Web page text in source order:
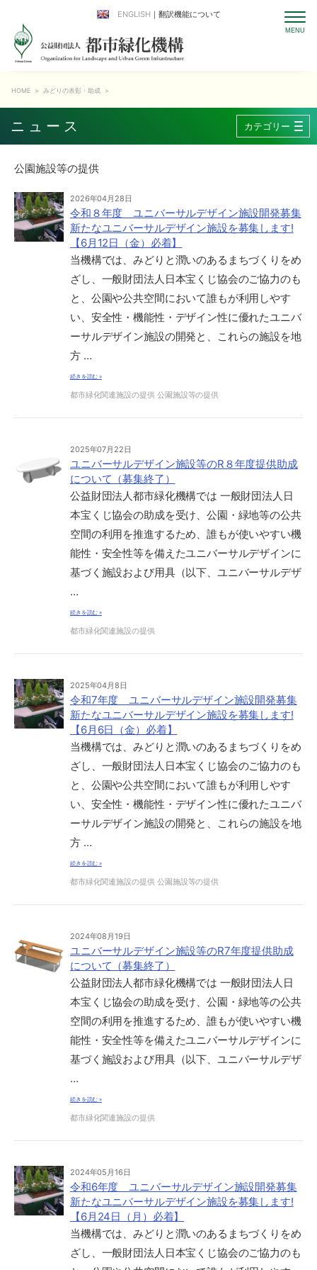
ENGLISH ｜翻訳機能について
ニュース
HOME > みどりの表彰・助成 >
公園施設等の提供
2026年04月28日
令和８年度 ユニバーサルデザイン施設開発募集
新たなユニバーサルデザイン施設を募集します!
【6月12日（金）必着】
当機構では、みどりと潤いのあるまちづくりをめ
ざし、一般財団法人日本宝くじ協会のご協力のも
と、公園や公共空間において誰もが利用しやす
い、安全性・機能性・デザイン性に優れたユニバ
ーサルデザイン施設の開発と、これらの施設を地
方 …
続きを読む »
都市緑化関連施設の提供 公園施設等の提供
2025年07月22日
ユニバーサルデザイン施設等のR８年度提供助成
について（募集終了）
公益財団法人都市緑化機構では 一般財団法人日
本宝くじ協会の助成を受け、公園・緑地等の公共
空間の利用を推進するため、誰もが使いやすい機
能性・安全性等を備えたユニバーサルデザインに
基づく施設および用具（以下、ユニバーサルデザ
…
続きを読む »
都市緑化関連施設の提供
2025年04月8日
令和7年度 ユニバーサルデザイン施設開発募集
新たなユニバーサルデザイン施設を募集します!
【6月6日（金）必着】
当機構では、みどりと潤いのあるまちづくりをめ
ざし、一般財団法人日本宝くじ協会のご協力のも
と、公園や公共空間において誰もが利用しやす
い、安全性・機能性・デザイン性に優れたユニバ
ーサルデザイン施設の開発と、これらの施設を地
方 …
続きを読む »
都市緑化関連施設の提供 公園施設等の提供
2024年08月19日
ユニバーサルデザイン施設等のR7年度提供助成
について（募集終了）
公益財団法人都市緑化機構では 一般財団法人日
本宝くじ協会の助成を受け、公園・緑地等の公共
空間の利用を推進するため、誰もが使いやすい機
能性・安全性等を備えたユニバーサルデザインに
基づく施設および用具（以下、ユニバーサルデザ
…
続きを読む »
都市緑化関連施設の提供
2024年05月16日
令和6年度 ユニバーサルデザイン施設開発募集
新たなユニバーサルデザイン施設を募集します!
【6月24日（月）必着】
当機構では、みどりと潤いのあるまちづくりをめ
ざし、一般財団法人日本宝くじ協会のご協力のも
カテゴリー